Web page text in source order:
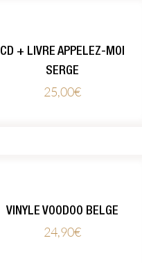
CD + LIVRE APPELEZ-MOI
SERGE
25,00€
VINYLE VOODOO BELGE
24,90€